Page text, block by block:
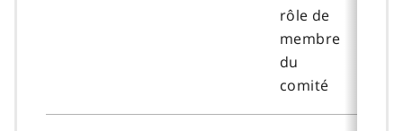
rôle de
membre
du
comité